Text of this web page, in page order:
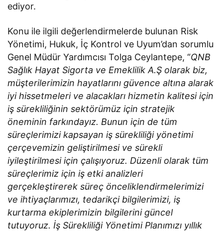
ediyor.
Konu ile ilgili değerlendirmelerde bulunan Risk
Yönetimi, Hukuk, İç Kontrol ve Uyum’dan sorumlu
Genel Müdür Yardımcısı Tolga Ceylantepe, “QNB
Sağlık Hayat Sigorta ve Emeklilik A.Ş olarak biz,
müşterilerimizin hayatlarını güvence altına alarak
iyi hissetmeleri ve alacakları hizmetin kalitesi için
iş sürekliliğinin sektörümüz için stratejik
öneminin farkındayız. Bunun için de tüm
süreçlerimizi kapsayan iş sürekliliği yönetimi
çerçevemizin geliştirilmesi ve sürekli
iyileştirilmesi için çalışıyoruz. Düzenli olarak tüm
süreçlerimiz için iş etki analizleri
gerçekleştirerek süreç önceliklendirmelerimizi
ve ihtiyaçlarımızı, tedarikçi bilgilerimizi, iş
kurtarma ekiplerimizin bilgilerini güncel
tutuyoruz. İş Sürekliliği Yönetimi Planımızı yıllık